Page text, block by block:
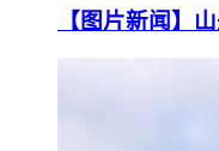
【图片新闻】